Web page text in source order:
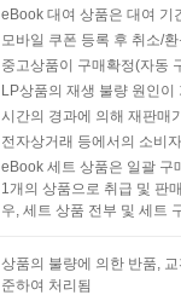
eBook 대여 상품은 대여 기
모바일 쿠폰 등록 후 취소/
중고상품이 구매확정(자동
LP상품의 재생 불량 원인
시간의 경과에 의해 재판매
전자상거래 등에서의 소비
eBook 세트 상품은 일괄 구
1개의 상품으로 취급 및 판
우, 세트 상품 전부 및 세트
상품의 불량에 의한 반품,
준하여 처리됨